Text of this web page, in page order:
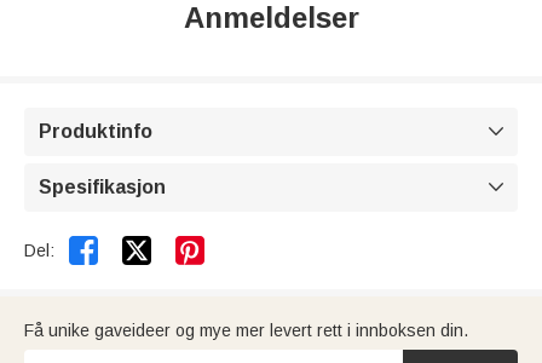
Anmeldelser
Produktinfo 
Spesifikasjon 
Del:  
Få unike gaveideer og mye mer levert rett i innboksen din.